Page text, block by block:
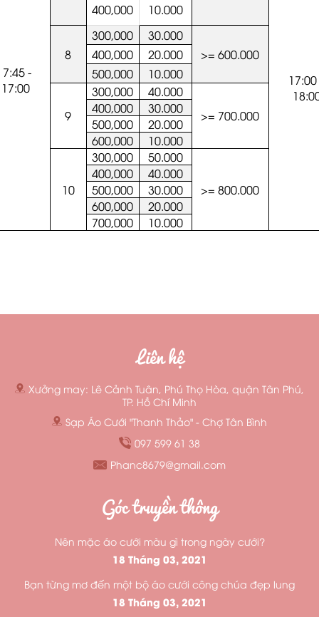
7:45 -
17:00
400,000
10.000
8
300,000
30.000
>= 600.000
400,000
20.000
500,000
10.000
9
300,000
40.000
>= 700.000
400,000
30.000
500,000
20.000
600,000
10.000
10
300,000 50.000
>= 800.000
400,000
40.000
500,000
30.000
600,000
20.000
700,000
10.000
Liên hệ
Xưởng may: Lê Cảnh Tuân, Phú Thọ Hòa, quận Tân Phú,
TP. Hồ Chí Minh
Sạp Áo Cưới "Thanh Thảo" - Chợ Tân Bình
097 599 61 38
Phanc8679@gmail.com
Góc truyền thông
Nên mặc áo cưới màu gì trong ngày cưới?
18 Tháng 03, 2021
Bạn từng mơ đến một bộ áo cưới công chúa đẹp lung
18 Tháng 03, 2021